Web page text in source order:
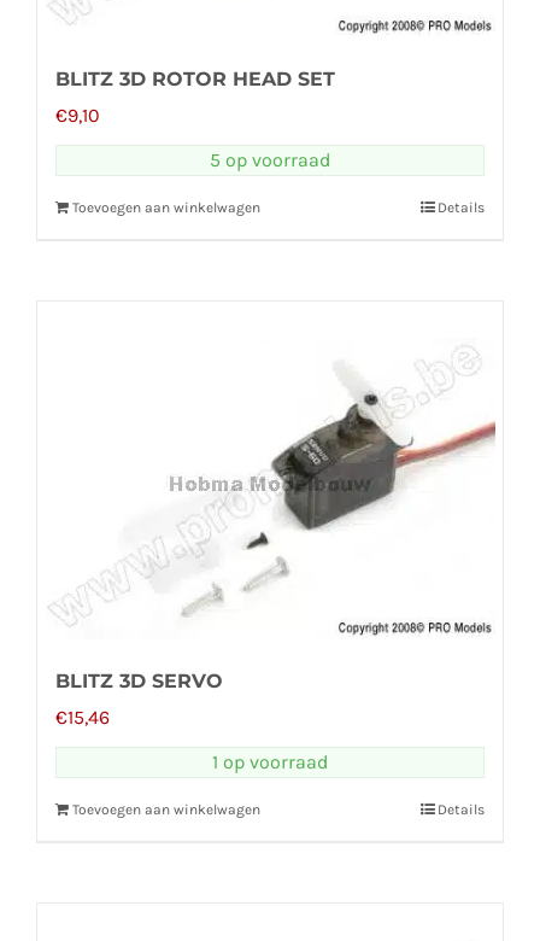
BLITZ 3D ROTOR HEAD SET
€9,10
5 op voorraad
Toevoegen aan winkelwagen Details
BLITZ 3D SERVO
€15,46
1 op voorraad
Toevoegen aan winkelwagen Details